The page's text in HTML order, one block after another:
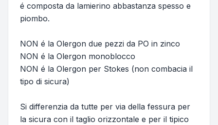
é composta da lamierino abbastanza spesso e
piombo.
NON é la Olergon due pezzi da PO in zinco
NON é la Olergon monoblocco
NON é la Olergon per Stokes (non combacia il
tipo di sicura)
Si differenzia da tutte per via della fessura per
la sicura con il taglio orizzontale e per il tipico